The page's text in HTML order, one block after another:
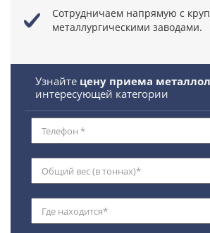
Сотрудничаем напрямую с
металлургическими заводами.
Узнайте цену приема
интересующей категории